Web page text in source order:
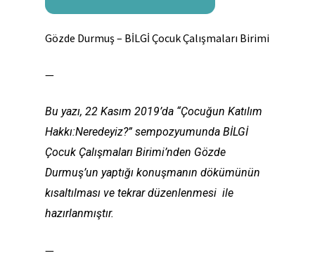
Gözde Durmuş – BİLGİ Çocuk Çalışmaları Birimi
—
Bu yazı, 22 Kasım 2019’da “Çocuğun Katılım
Hakkı:Neredeyiz?” sempozyumunda BİLGİ
Çocuk Çalışmaları Birimi’nden Gözde
Durmuş’un yaptığı konuşmanın dökümünün
kısaltılması ve tekrar düzenlenmesi ile
hazırlanmıştır.
—